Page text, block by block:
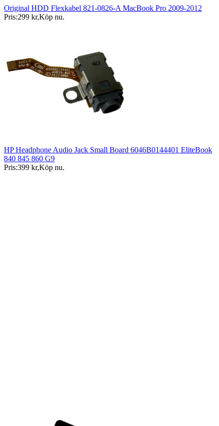
Original HDD Flexkabel 821-0826-A MacBook Pro 2009-2012
Pris:299 kr,Köp nu.
HP Headphone Audio Jack Small Board 6046B0144401 EliteBook
840 845 860 G9
Pris:399 kr,Köp nu.